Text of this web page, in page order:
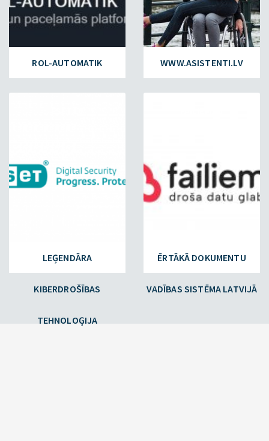
ROL-AUTOMATIK WWW.ASISTENTI.LV
LEĢENDĀRA
KIBERDROŠĪBAS
TEHNOLOĢIJA
ĒRTĀKĀ DOKUMENTU
VADĪBAS SISTĒMA LATVIJĀ